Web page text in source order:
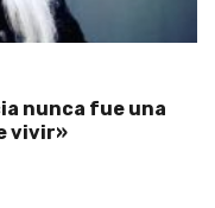
nunca fue una
vivir»